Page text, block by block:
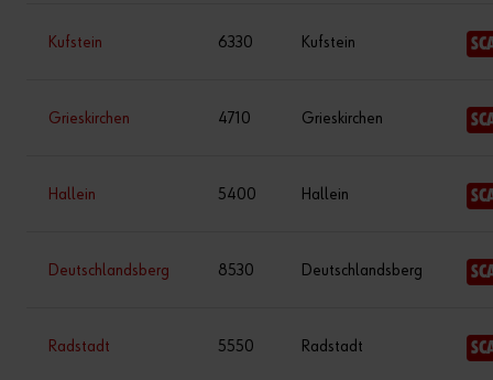
Kufstein 6330 Kufstein
Grieskirchen 4710 Grieskirchen
Hallein 5400 Hallein
Deutschlandsberg 8530 Deutschlandsberg
Radstadt 5550 Radstadt